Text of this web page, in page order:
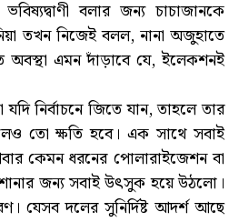
বলার জন্য চাচাজানকে
তখন নিজেই বলল, নানা অজুহাতে
অবস্থা এমন দাঁড়াবে যে, ইলেকশনই
নির্বাচনে জিতে যান, তাহলে তার
তো ক্ষতি হবে। এক সাথে সবাই
কেমন ধরনের পোলারাইজেশন বা
জন্য সবাই উৎসুক হয়ে উঠলো।
যেসব দলের সুনির্দিষ্ট আদর্শ আছে